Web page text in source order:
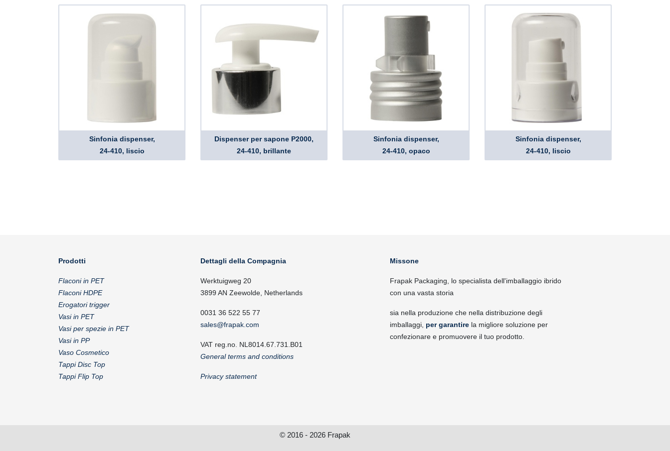
Sinfonia dispenser,
24-410, liscio
Dispenser per sapone P2000,
24-410, brillante
Sinfonia dispenser,
24-410, opaco
Sinfonia dispenser,
24-410, liscio
Prodotti
Flaconi in PET
Flaconi HDPE
Erogatori trigger
Vasi in PET
Vasi per spezie in PET
Vasi in PP
Vaso Cosmetico
Tappi Disc Top
Tappi Flip Top
Dettagli della Compagnia
Werktuigweg 20
3899 AN Zeewolde, Netherlands
0031 36 522 55 77
sales@frapak.com
VAT reg.no. NL8014.67.731.B01
General terms and conditions
Privacy statement
Missone
Frapak Packaging, lo specialista dell'imballaggio ibrido
con una vasta storia
sia nella produzione che nella distribuzione degli
imballaggi, per garantire la migliore soluzione per
confezionare e promuovere il tuo prodotto.
© 2016 - 2026 Frapak